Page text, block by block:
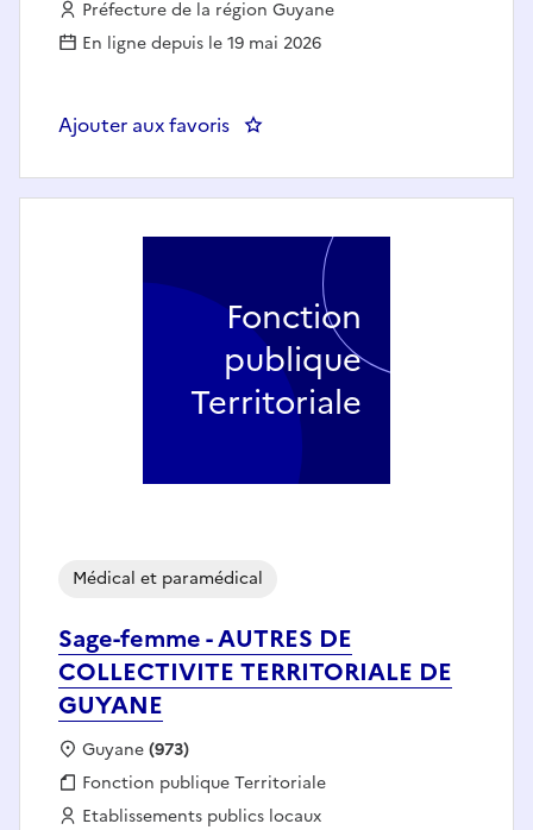
Employeur :
Préfecture de la région Guyane
En ligne depuis le 19 mai 2026
Ajouter aux favoris : SDASAP – PREF 973 Guyane
Sage-femme - AUTRES DE
COLLECTIVITE TERRITORIALE DE
GUYANE
Médical et paramédical
Localisation :
Guyane(973)
Fonction publique :
Fonction publique Territoriale
Employeur :
Etablissements publics locaux
Fonction
publique
Territoriale